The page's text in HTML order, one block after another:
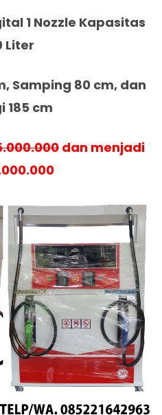
1 Nozzle Kapasitas
Liter
Samping 80 cm, dan
185 cm
dan menjadi